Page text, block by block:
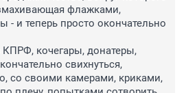
флажками,
- и теперь просто окончательно
кочегары, донатеры,
свихнуться,
со своими камерами, криками,